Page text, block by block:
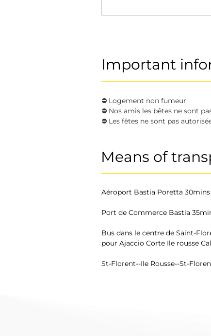
Important
⛔️ Logement non fumeur
⛔️ Nos amis les bêtes ne sont
⛔️ Les fêtes ne sont pas
Means of
Aéroport Bastia Poretta 30mins
Port de Commerce Bastia
Bus dans le centre de Saint-
pour Ajaccio Corte Ile rousse
St-Florent--Ile Rousse--St-